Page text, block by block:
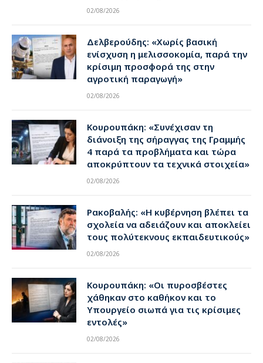
02/08/2026
Δελβερούδης: «Χωρίς βασική
ενίσχυση η μελισσοκομία, παρά την
κρίσιμη προσφορά της στην
αγροτική παραγωγή»
02/08/2026
Κουρουπάκη: «Συνέχισαν τη
διάνοιξη της σήραγγας της Γραμμής
4 παρά τα προβλήματα και τώρα
αποκρύπτουν τα τεχνικά στοιχεία»
02/08/2026
Ρακοβαλής: «Η κυβέρνηση βλέπει τα
σχολεία να αδειάζουν και αποκλείει
τους πολύτεκνους εκπαιδευτικούς»
02/08/2026
Κουρουπάκη: «Οι πυροσβέστες
χάθηκαν στο καθήκον και το
Υπουργείο σιωπά για τις κρίσιμες
εντολές»
02/08/2026